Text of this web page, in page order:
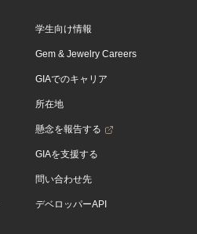
学生向け情報
Gem & Jewelry Careers
GIAでのキャリア
所在地
懸念を報告する
GIAを支援する
問い合わせ先
デベロッパーAPI